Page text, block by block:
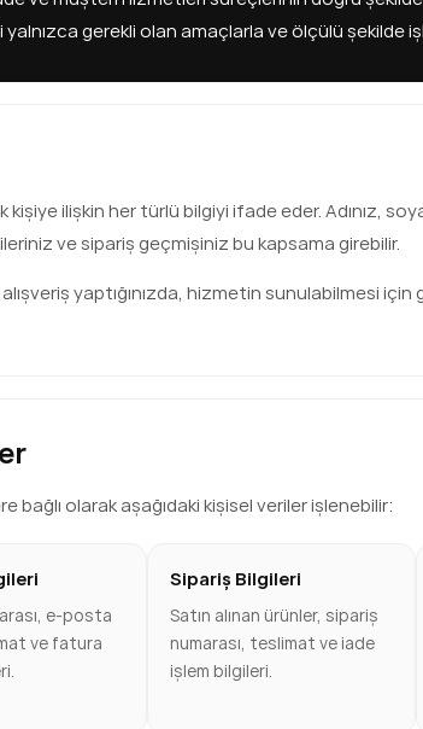
gerekli olan amaçlarla ve ölçülü şekilde
ilişkin her türlü bilgiyi ifade eder. Adınız,
ve sipariş geçmişiniz bu kapsama girebilir.
yaptığınızda, hizmetin sunulabilmesi için
olarak aşağıdaki kişisel veriler işlenebilir:
e-posta
ve fatura
Sipariş Bilgileri
Satın alınan ürünler, sipariş
numarası, teslimat ve iade
işlem bilgileri.